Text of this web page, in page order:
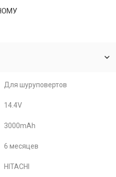
Для шуруповертов
14.4V
3000mAh
6 месяцев
HITACHI